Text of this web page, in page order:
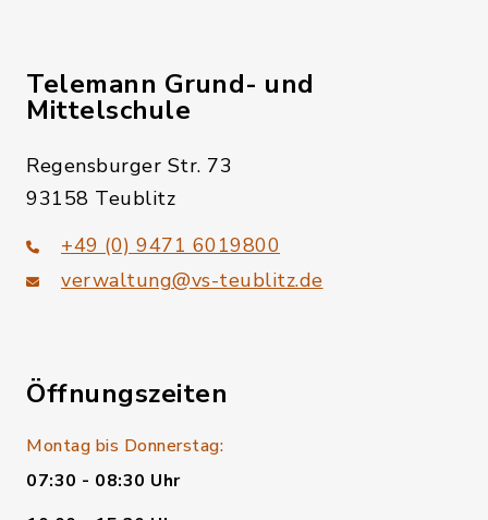
Telemann Grund- und
Mittelschule
Regensburger Str. 73
93158 Teublitz
+49 (0) 9471 6019800
verwaltung@vs-teublitz.de
Öffnungszeiten
Montag bis Donnerstag:
07:30 - 08:30 Uhr